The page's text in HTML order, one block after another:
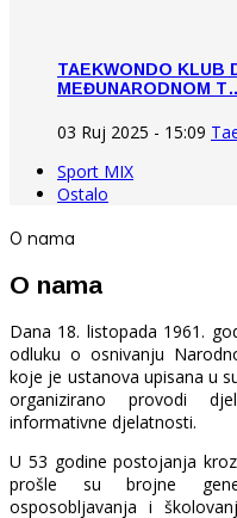
TAEKWONDO KLUB
MEĐUNARODNOM
03 Ruj 2025 - 15:09
Sport MIX
Ostalo
O nama
O nama
Dana 18. listopada 1961.
odluku o osnivanju
koje je ustanova upisana u
organizirano provodi
informativne djelatnosti.
U 53 godine postojanja
prošle su brojne
osposobljavanja i